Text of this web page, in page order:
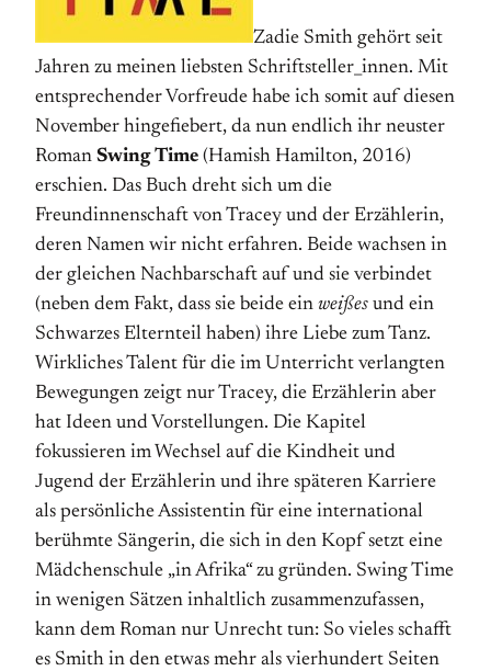
Zadie Smith gehört seit
Jahren zu meinen liebsten Schriftsteller_innen. Mit
entsprechender Vorfreude habe ich somit auf diesen
November hingefiebert, da nun endlich ihr neuster
Roman Swing Time (Hamish Hamilton, 2016)
erschien. Das Buch dreht sich um die
Freundinnenschaft von Tracey und der Erzählerin,
deren Namen wir nicht erfahren. Beide wachsen in
der gleichen Nachbarschaft auf und sie verbindet
(neben dem Fakt, dass sie beide ein weißes und ein
Schwarzes Elternteil haben) ihre Liebe zum Tanz.
Wirkliches Talent für die im Unterricht verlangten
Bewegungen zeigt nur Tracey, die Erzählerin aber
hat Ideen und Vorstellungen. Die Kapitel
fokussieren im Wechsel auf die Kindheit und
Jugend der Erzählerin und ihre späteren Karriere
als persönliche Assistentin für eine international
berühmte Sängerin, die sich in den Kopf setzt eine
Mädchenschule „in Afrika“ zu gründen. Swing Time
in wenigen Sätzen inhaltlich zusammenzufassen,
kann dem Roman nur Unrecht tun: So vieles schafft
es Smith in den etwas mehr als vierhundert Seiten